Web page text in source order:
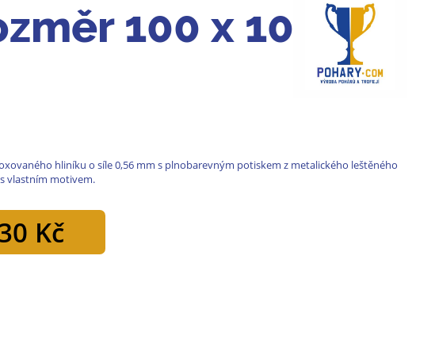
100 x 100 -
hliníku o síle 0,56 mm s plnobarevným potiskem z metalického leštěného
vlastním motivem.
Kč